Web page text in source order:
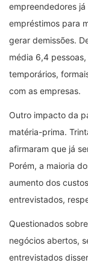
empreendedores
empréstimos para
gerar demissões.
média 6,4
temporários,
com as empresas.
Outro impacto da
matéria-prima.
afirmaram que já
Porém, a maioria
aumento dos
entrevistados,
Questionados
negócios abertos,
entrevistados